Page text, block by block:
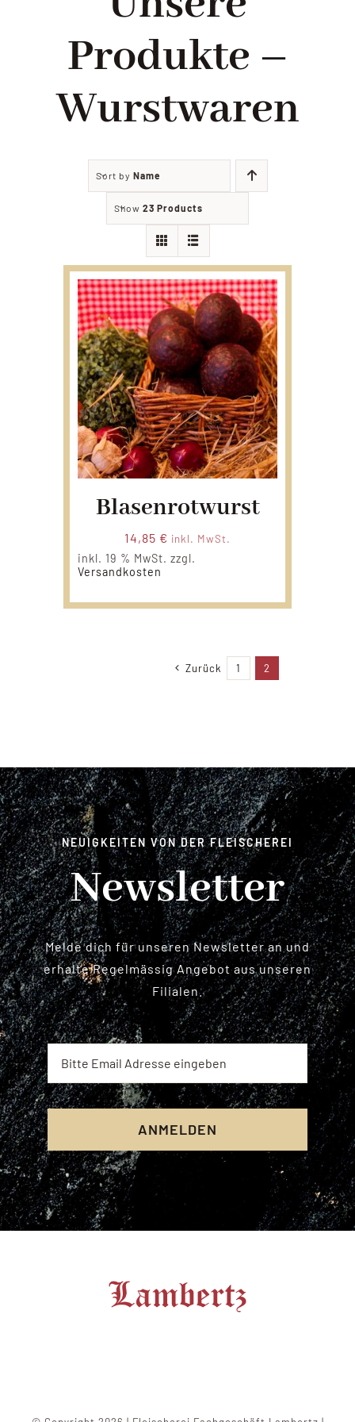
Produkte –
Wurstwaren
Sort by Name
Show 23 Products
Blasenrotwurst
14,85 € inkl. MwSt.
inkl. 19 % MwSt. zzgl.
Versandkosten
Zurück 1 2
NEUIGKEITEN VON DER FLEISCHEREI
Newsletter
Melde dich für unseren Newsletter an und
erhalte Regelmässig Angebot aus unseren
Filialen.
ANMELDEN